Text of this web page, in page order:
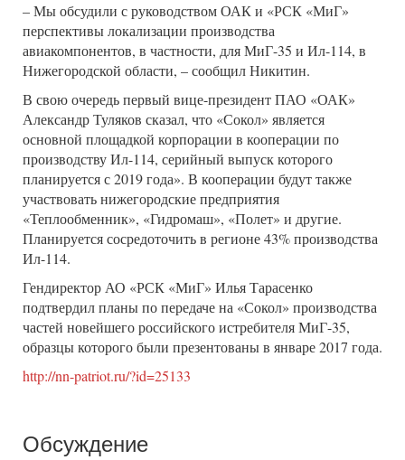
– Мы обсудили с руководством ОАК и «РСК «МиГ»
перспективы локализации производства
авиакомпонентов, в частности, для МиГ-35 и Ил-114, в
Нижегородской области, – сообщил Никитин.
В свою очередь первый вице-президент ПАО «ОАК»
Александр Туляков сказал, что «Сокол» является
основной площадкой корпорации в кооперации по
производству Ил-114, серийный выпуск которого
планируется с 2019 года». В кооперации будут также
участвовать нижегородские предприятия
«Теплообменник», «Гидромаш», «Полет» и другие.
Планируется сосредоточить в регионе 43% производства
Ил-114.
Гендиректор АО «РСК «МиГ» Илья Тарасенко
подтвердил планы по передаче на «Сокол» производства
частей новейшего российского истребителя МиГ-35,
образцы которого были презентованы в январе 2017 года.
http://nn-patriot.ru/?id=25133
Обсуждение